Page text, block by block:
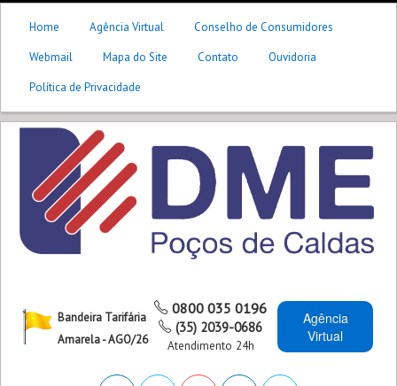
Home Agência Virtual
Conselho de Consumidores
Webmail
Mapa do Site Contato
Ouvidoria
Política de Privacidade
Bandeira Tarifária
Amarela - AGO/26
0800 035 0196
(35) 2039-0686
Atendimento 24h
Agência
Virtual